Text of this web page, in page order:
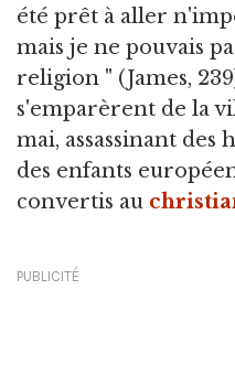
été prêt à aller
mais je ne pouvais
religion " (James,
s'emparèrent de la
mai, assassinant des
des enfants
convertis au
PUBLICITÉ